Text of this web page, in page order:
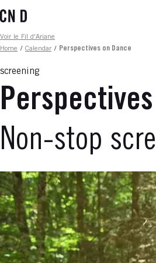
to
content
Fil d'ariane
Voir le Fil d'Ariane
Home / Calendar / Perspectives on Dance
screening
Non-stop